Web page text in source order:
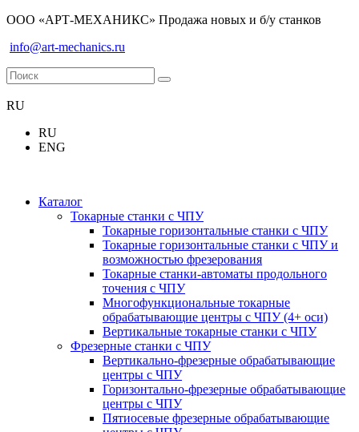
ООО «АРТ-МЕХАНИКС» Продажа новых и б/у станков
info@art-mechanics.ru
RU
RU
ENG
Каталог
Токарные станки с ЧПУ
Токарные горизонтальные станки с ЧПУ
Токарные горизонтальные станки с ЧПУ и
возможностью фрезерования
Токарные станки-автоматы продольного
точения с ЧПУ
Многофункциональные токарные
обрабатывающие центры с ЧПУ (4+ оси)
Вертикальные токарные станки с ЧПУ
Фрезерные станки с ЧПУ
Вертикально-фрезерные обрабатывающие
центры с ЧПУ
Горизонтально-фрезерные обрабатывающие
центры с ЧПУ
Пятиосевые фрезерные обрабатывающие